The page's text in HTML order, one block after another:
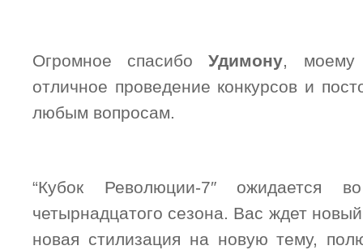
Огромное спасибоУдимону, моему
отличное проведение конкурсов и
любым вопросам.
“Кубок Революции-7″ ожидается
четырнадцатого сезона. Вас ждет
новая стилизация на новую тему,